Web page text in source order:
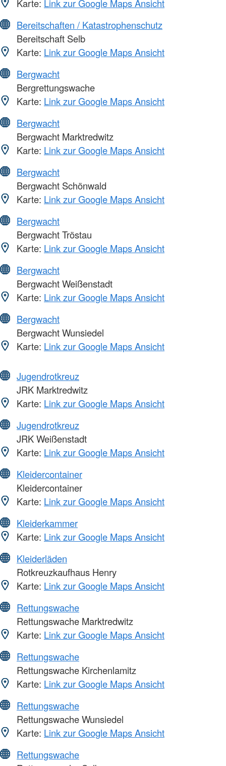
Karte: Link zur Google Maps Ansicht
Bereitschaften / Katastrophenschutz
Bereitschaft Selb
Karte: Link zur Google Maps Ansicht
Bergwacht
Bergrettungswache
Karte: Link zur Google Maps Ansicht
Bergwacht
Bergwacht Marktredwitz
Karte: Link zur Google Maps Ansicht
Bergwacht
Bergwacht Schönwald
Karte: Link zur Google Maps Ansicht
Bergwacht
Bergwacht Tröstau
Karte: Link zur Google Maps Ansicht
Bergwacht
Bergwacht Weißenstadt
Karte: Link zur Google Maps Ansicht
Bergwacht
Bergwacht Wunsiedel
Karte: Link zur Google Maps Ansicht
Jugendrotkreuz
JRK Marktredwitz
Karte: Link zur Google Maps Ansicht
Jugendrotkreuz
JRK Weißenstadt
Karte: Link zur Google Maps Ansicht
Kleidercontainer
Kleidercontainer
Karte: Link zur Google Maps Ansicht
Kleiderkammer
Karte: Link zur Google Maps Ansicht
Kleiderläden
Rotkreuzkaufhaus Henry
Karte: Link zur Google Maps Ansicht
Rettungswache
Rettungswache Marktredwitz
Karte: Link zur Google Maps Ansicht
Rettungswache
Rettungswache Kirchenlamitz
Karte: Link zur Google Maps Ansicht
Rettungswache
Rettungswache Wunsiedel
Karte: Link zur Google Maps Ansicht
Rettungswache